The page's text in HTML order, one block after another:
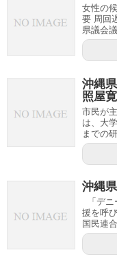
女性の
要 周回
県議会
沖縄
照屋
市民が
は、大
までの
沖縄
「デニ
援を呼
国民連